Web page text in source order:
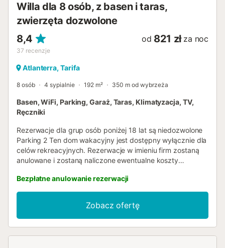
Willa dla 8 osób, z basen i taras,
zwierzęta dozwolone
8,4
37 recenzje
od 821 zł za noc
Atlanterra, Tarifa
8 osób 4 sypialnie 192 m² 350 m od wybrzeża
Basen, WiFi, Parking, Garaż, Taras, Klimatyzacja, TV,
Ręczniki
Rezerwacje dla grup osób poniżej 18 lat są niedozwolone
Parking 2 Ten dom wakacyjny jest dostępny wyłącznie dla
celów rekreacyjnych. Rezerwacje w imieniu firm zostaną
anulowane i zostaną naliczone ewentualne koszty
Bezpłatne anulowanie rezerwacji
Zobacz ofertę